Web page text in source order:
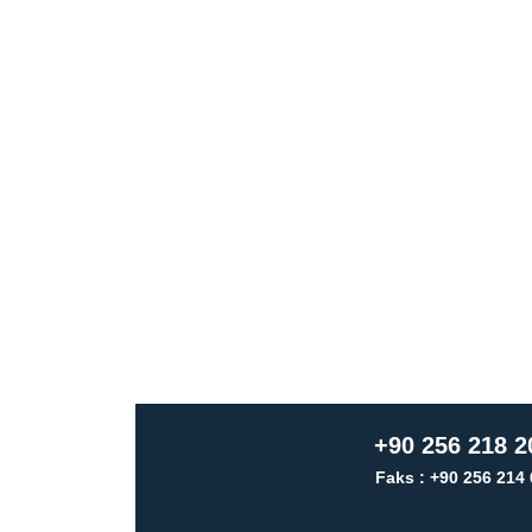
+90 256 218
Faks : +90 256 214